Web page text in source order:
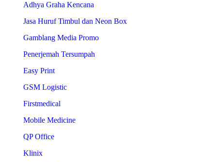
Adhya Graha Kencana
Jasa Huruf Timbul dan Neon Box
Gamblang Media Promo
Penerjemah Tersumpah
Easy Print
GSM Logistic
Firstmedical
Mobile Medicine
QP Office
Klinix